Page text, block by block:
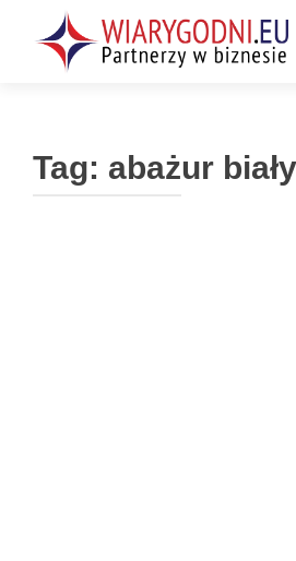
Tag: abażur biały